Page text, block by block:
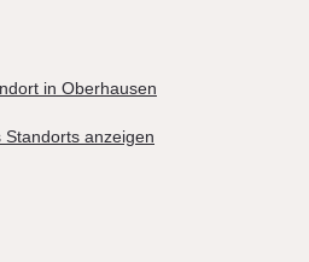
in Oberhausen
anzeigen